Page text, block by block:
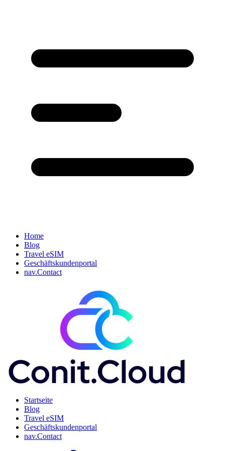
Home
Blog
Travel eSIM
Geschäftskundenportal
nav.Contact
Startseite
Blog
Travel eSIM
Geschäftskundenportal
nav.Contact